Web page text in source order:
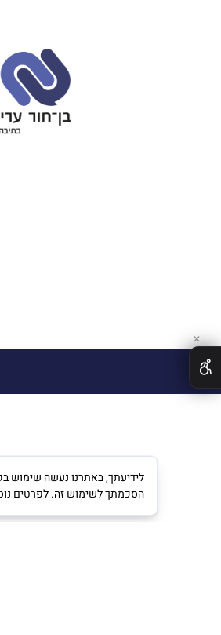
✕
הסכמתך לשימוש זה. לפרטים